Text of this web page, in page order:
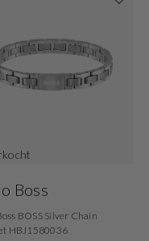
Boss
BOSS Silver Chain
HBJ1580036